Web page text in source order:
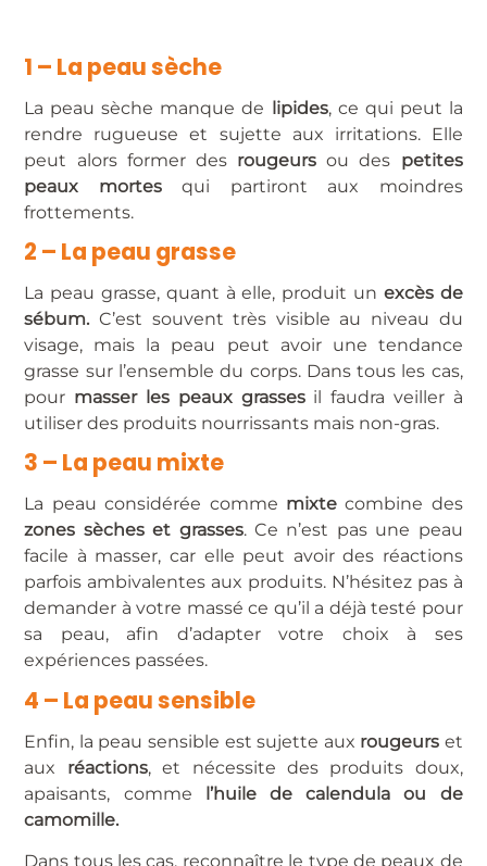
1 – La peau sèche
La peau sèche manque de lipides, ce qui peut la
rendre rugueuse et sujette aux irritations. Elle
peut alors former des rougeurs ou des petites
peaux mortesqui partiront aux moindres
frottements.
2 – La peau grasse
La peau grasse, quant à elle, produit un excès de
sébum. C’est souvent très visible au niveau du
visage, mais la peau peut avoir une tendance
grasse sur l’ensemble du corps. Dans tous les cas,
pour masser les peaux grassesil faudra veiller à
utiliser des produits nourrissants mais non-gras.
3 – La peau mixte
La peau considérée comme mixtecombine des
zones sèches et grasses. Ce n’est pas une peau
facile à masser, car elle peut avoir des réactions
parfois ambivalentes aux produits. N’hésitez pas à
demander à votre massé ce qu’il a déjà testé pour
sa peau, afin d’adapter votre choix à ses
expériences passées.
4 – La peau sensible
Enfin, la peau sensible est sujette aux rougeurs et
aux réactions, et nécessite des produits doux,
apaisants, comme l’huile de calendula ou de
camomille.
Dans tous les cas, reconnaître le type de peaux de